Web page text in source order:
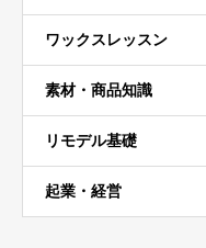
ワックスレッスン
素材・商品知識
リモデル基礎
起業・経営